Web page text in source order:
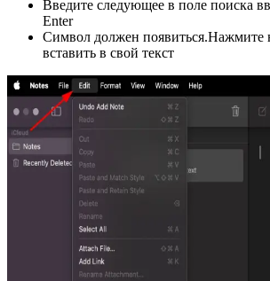
Введите следующее в поле поиска
Enter
Символ должен появиться.Нажмите
вставить в свой текст